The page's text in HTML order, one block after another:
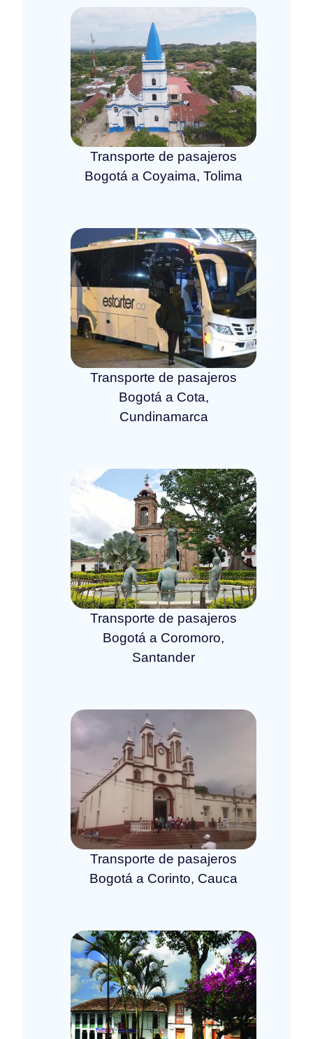
Transporte de pasajeros
Bogotá a Coyaima, Tolima
Transporte de pasajeros
Bogotá a Cota,
Cundinamarca
Transporte de pasajeros
Bogotá a Coromoro,
Santander
Transporte de pasajeros
Bogotá a Corinto, Cauca